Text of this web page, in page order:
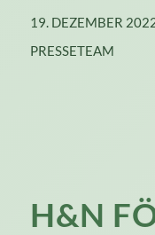
19. DEZEMBER
PRESSETEAM
H&N